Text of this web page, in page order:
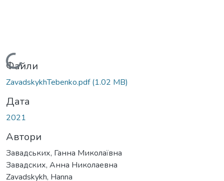
Вантажиться...
Файли
ZavadskykhTebenko.pdf(1.02 MB)
Дата
2021
Автори
Завадських, Ганна Миколаївна
Завадских, Анна Николаевна
Zavadskykh, Hanna